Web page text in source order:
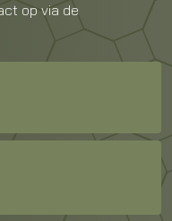
op via de